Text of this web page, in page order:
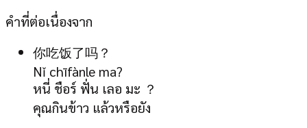
คำที่ต่อเนื่องจาก
你吃饭了吗？
Nǐ chīfànle ma?
หนี่ ชือร์ ฟั่น เลอ มะ ？
คุณกินข้าว แล้วหรือยัง